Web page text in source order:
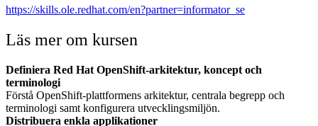
https://skills.ole.redhat.com/en?partner=informator_se
Läs mer om kursen
Definiera Red Hat OpenShift‑arkitektur, koncept och
terminologi
Förstå OpenShift‑plattformens arkitektur, centrala begrepp och
terminologi samt konfigurera utvecklingsmiljön.
Distribuera enkla applikationer